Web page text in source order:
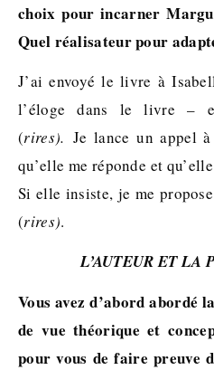
choix pour incarner
Quel réalisateur pour
J’ai envoyé le livre à
l’éloge dans le livre –
(rires). Je lance un appel à
qu’elle me réponde et
Si elle insiste, je me
(rires).
L’AUTEUR ET LA
Vous avez d’abord abordé
de vue théorique et
pour vous de faire preuve